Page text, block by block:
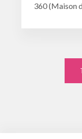
360 (Maison